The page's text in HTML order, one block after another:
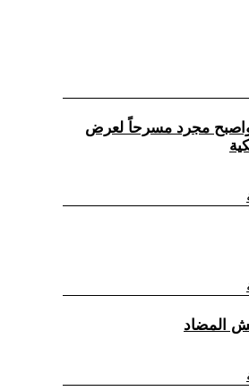
واصبح مجرد مسرحاً لعرض